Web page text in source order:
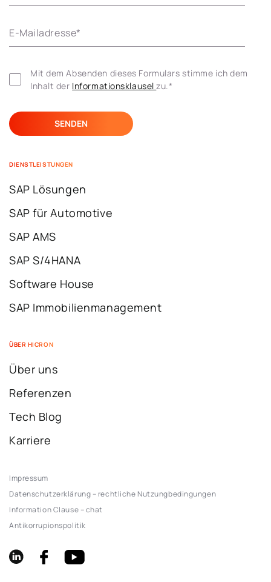
E-Mailadresse*
Mit dem Absenden dieses Formulars stimme ich dem
Inhalt der Informationsklausel zu.*
DIENSTLEISTUNGEN
SAP Lösungen
SAP für Automotive
SAP AMS
SAP S/4HANA
Software House
SAP Immobilienmanagement
ÜBER HICRON
Über uns
Referenzen
Tech Blog
Karriere
Impressum
Datenschutzerklärung – rechtliche Nutzungbedingungen
Information Clause – chat
Antikorrupionspolitik